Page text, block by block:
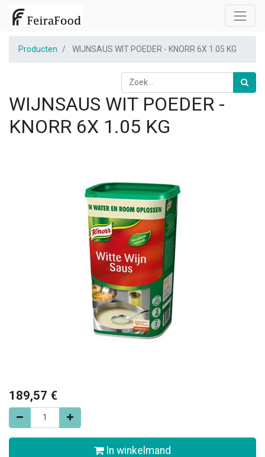
Producten WIJNSAUS WIT POEDER - KNORR 6X 1.05 KG
WIJNSAUS WIT POEDER -
KNORR 6X 1.05 KG
189,57 €
In winkelmand